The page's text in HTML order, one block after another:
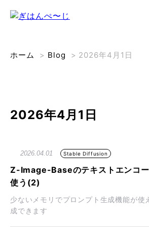
ホーム > Blog > 2026年4月1日
2026年4月1日
2026.04.01 Stable Diffusion
Z-Image-Baseのテキストエンコ
使う(2)
少ないメモリでプロンプト生成機能が使
成できます